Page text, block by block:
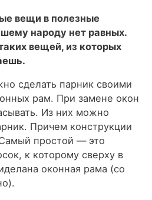
вещи в полезные
народу нет равных.
вещей, из которых
сделать парник своими
рам. При замене окон
Из них можно
Причем конструкции
простой — это
к которому сверху в
оконная рама (со